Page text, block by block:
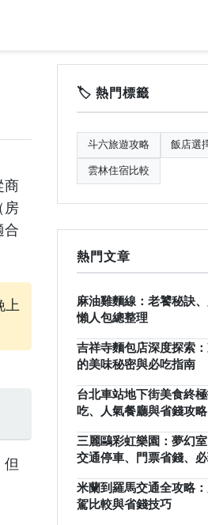
商
房
合
上
但
🏷️ 熱門標籤
斗六旅遊攻略 飯店選
雲林住宿比較
熱門文章
麻油雞麵線：老饕秘訣
懶人包總整理
吉祥寺麵包店深度探索
的美味秘密與必吃指南
台北車站地下街美食終
吃、人氣餐廳與省錢攻略
三麗鷗彩虹樂園：夢幻
交通停車、門票省錢、
米蘭到羅馬交通全攻略
駕比較與省錢技巧